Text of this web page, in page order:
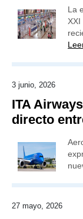
La
3 junio, 2026
ITA
directo
27 mayo, 2026